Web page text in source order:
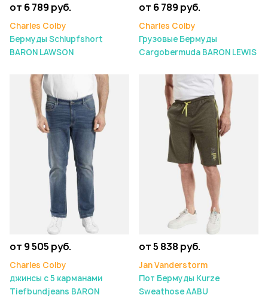
от 6 789 руб.
Charles Colby
Бермуды Schlupfshort
BARON LAWSON
от 6 789 руб.
Charles Colby
Грузовые Бермуды
Cargobermuda BARON LEWIS
от 9 505 руб.
Charles Colby
джинсы с 5 карманами
Tiefbundjeans BARON
от 5 838 руб.
Jan Vanderstorm
Пот Бермуды Kurze
Sweathose AABU